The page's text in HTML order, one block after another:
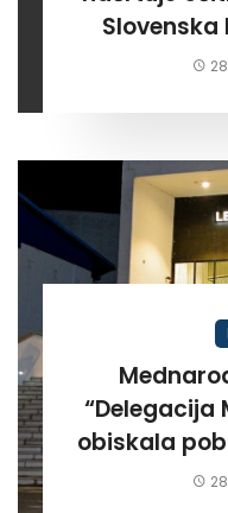
Slovenska
milijone
“Delegacija
obiskala
Po